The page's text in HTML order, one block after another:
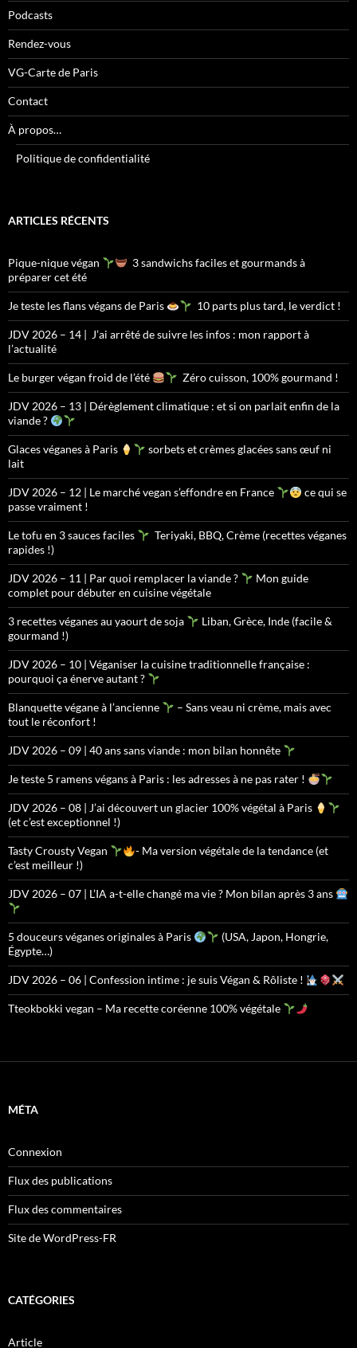
Podcasts
Rendez-vous
VG-Carte de Paris
Contact
À propos…
Politique de confidentialité
ARTICLES RÉCENTS
Pique-nique végan
3 sandwichs faciles et gourmands à
préparer cet été
Je teste les flans végans de Paris 10 parts plus tard, le verdict !
JDV 2026 – 14 | J’ai arrêté de suivre les infos : mon rapport à
l’actualité
Le burger végan froid de l’été Zéro cuisson, 100% gourmand !
JDV 2026 – 13 | Dérèglement climatique : et si on parlait enfin de la
viande ?
Glaces véganes à Paris
sorbets et crèmes glacées sans œuf ni
lait
JDV 2026 – 12 | Le marché vegan s’effondre en France
ce qui se
passe vraiment !
Le tofu en 3 sauces faciles
Teriyaki, BBQ, Crème (recettes véganes
rapides !)
JDV 2026 – 11 | Par quoi remplacer la viande ?
Mon guide
complet pour débuter en cuisine végétale
3 recettes véganes au yaourt de soja
Liban, Grèce, Inde (facile &
gourmand !)
JDV 2026 – 10 | Véganiser la cuisine traditionnelle française :
pourquoi ça énerve autant ?
Blanquette végane à l’ancienne
– Sans veau ni crème, mais avec
tout le réconfort !
JDV 2026 – 09 | 40 ans sans viande : mon bilan honnête
Je teste 5 ramens végans à Paris : les adresses à ne pas rater !
JDV 2026 – 08 | J’ai découvert un glacier 100% végétal à Paris
(et c’est exceptionnel !)
Tasty Crousty Vegan
- Ma version végétale de la tendance (et
c’est meilleur !)
JDV 2026 – 07 | L’IA a-t-elle changé ma vie ? Mon bilan après 3 ans
5 douceurs véganes originales à Paris
(USA, Japon, Hongrie,
Égypte…)
JDV 2026 – 06 | Confession intime : je suis Végan & Rôliste !
Tteokbokki vegan – Ma recette coréenne 100% végétale
MÉTA
Connexion
Flux des publications
Flux des commentaires
Site de WordPress-FR
CATÉGORIES
Article